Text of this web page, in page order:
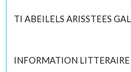
TI ABEILELS ARISSTEES
INFORMATION LITTERAIRE